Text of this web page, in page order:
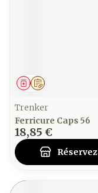
Sur prescription
Médicament
Trenker
Ferricure Caps 56
18,85 €
Réservez